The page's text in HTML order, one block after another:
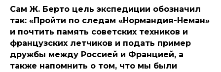
Сам Ж. Берто цель экспедиции обозначил
так: «Пройти по следам «Нормандия-Неман»
и почтить память советских техников и
французских летчиков и подать пример
дружбы между Россией и Францией, а
также напомнить о том, что мы были